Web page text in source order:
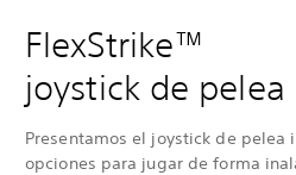
FlexStrike™
joystick de
Presentamos el joystick de pelea
opciones para jugar de forma